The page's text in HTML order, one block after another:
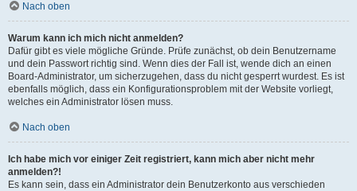
Nach oben
Warum kann ich mich nicht anmelden?
Dafür gibt es viele mögliche Gründe. Prüfe zunächst, ob dein Benutzername
und dein Passwort richtig sind. Wenn dies der Fall ist, wende dich an einen
Board-Administrator, um sicherzugehen, dass du nicht gesperrt wurdest. Es ist
ebenfalls möglich, dass ein Konfigurationsproblem mit der Website vorliegt,
welches ein Administrator lösen muss.
Nach oben
Ich habe mich vor einiger Zeit registriert, kann mich aber nicht mehr
anmelden?!
Es kann sein, dass ein Administrator dein Benutzerkonto aus verschieden